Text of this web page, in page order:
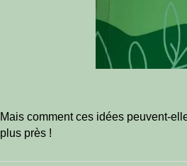
Mais comment ces idées peuvent-
plus près !